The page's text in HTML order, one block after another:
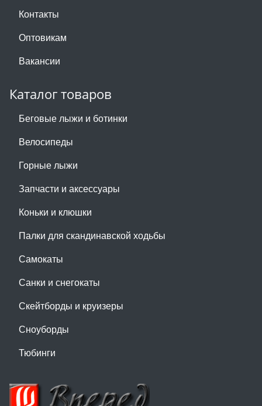
Контакты
Оптовикам
Вакансии
Каталог товаров
Беговые лыжи и ботинки
Велосипеды
Горные лыжи
Запчасти и аксессуары
Коньки и клюшки
Палки для скандинавской ходьбы
Самокаты
Санки и снегокаты
Скейтборды и круизеры
Сноуборды
Тюбинги